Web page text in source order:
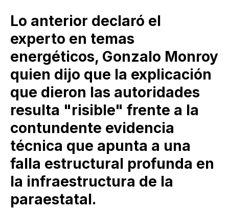
Lo anterior declaró el
experto en temas
energéticos, Gonzalo Monroy
quien dijo que la explicación
que dieron las autoridades
resulta "risible" frente a la
contundente evidencia
técnica que apunta a una
falla estructural profunda en
la infraestructura de la
paraestatal.